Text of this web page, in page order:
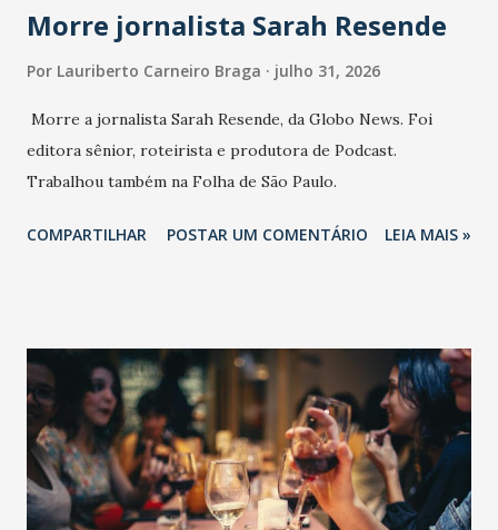
Morre jornalista Sarah Resende
Por Lauriberto Carneiro Braga julho 31, 2026
Morre a jornalista Sarah Resende, da Globo News. Foi
editora sênior, roteirista e produtora de Podcast.
Trabalhou também na Folha de São Paulo.
COMPARTILHAR POSTAR UM COMENTÁRIO LEIA MAIS »